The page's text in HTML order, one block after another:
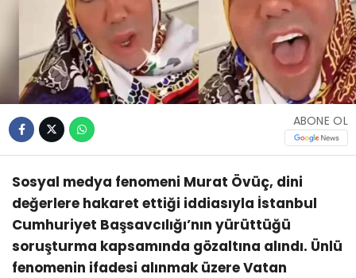
ABONE OL
Sosyal medya fenomeni Murat Övüç, dini
değerlere hakaret ettiği iddiasıyla İstanbul
Cumhuriyet Başsavcılığı’nın yürüttüğü
soruşturma kapsamında gözaltına alındı. Ünlü
fenomenin ifadesi alınmak üzere Vatan